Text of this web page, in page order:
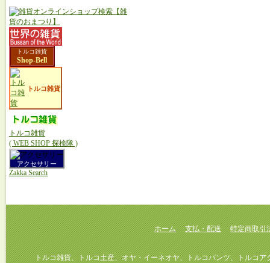
トルコ雑貨
Shop-Bell
トルコ雑貨
トルコ雑貨
( WEB SHOP 探検隊 )
アクセサリー
Zakka Search
ホーム 支払・配送 特定商取引
トルコ雑貨、トルコ土産、オヤ・イーネオヤ、トルコパンツ、トルコアク